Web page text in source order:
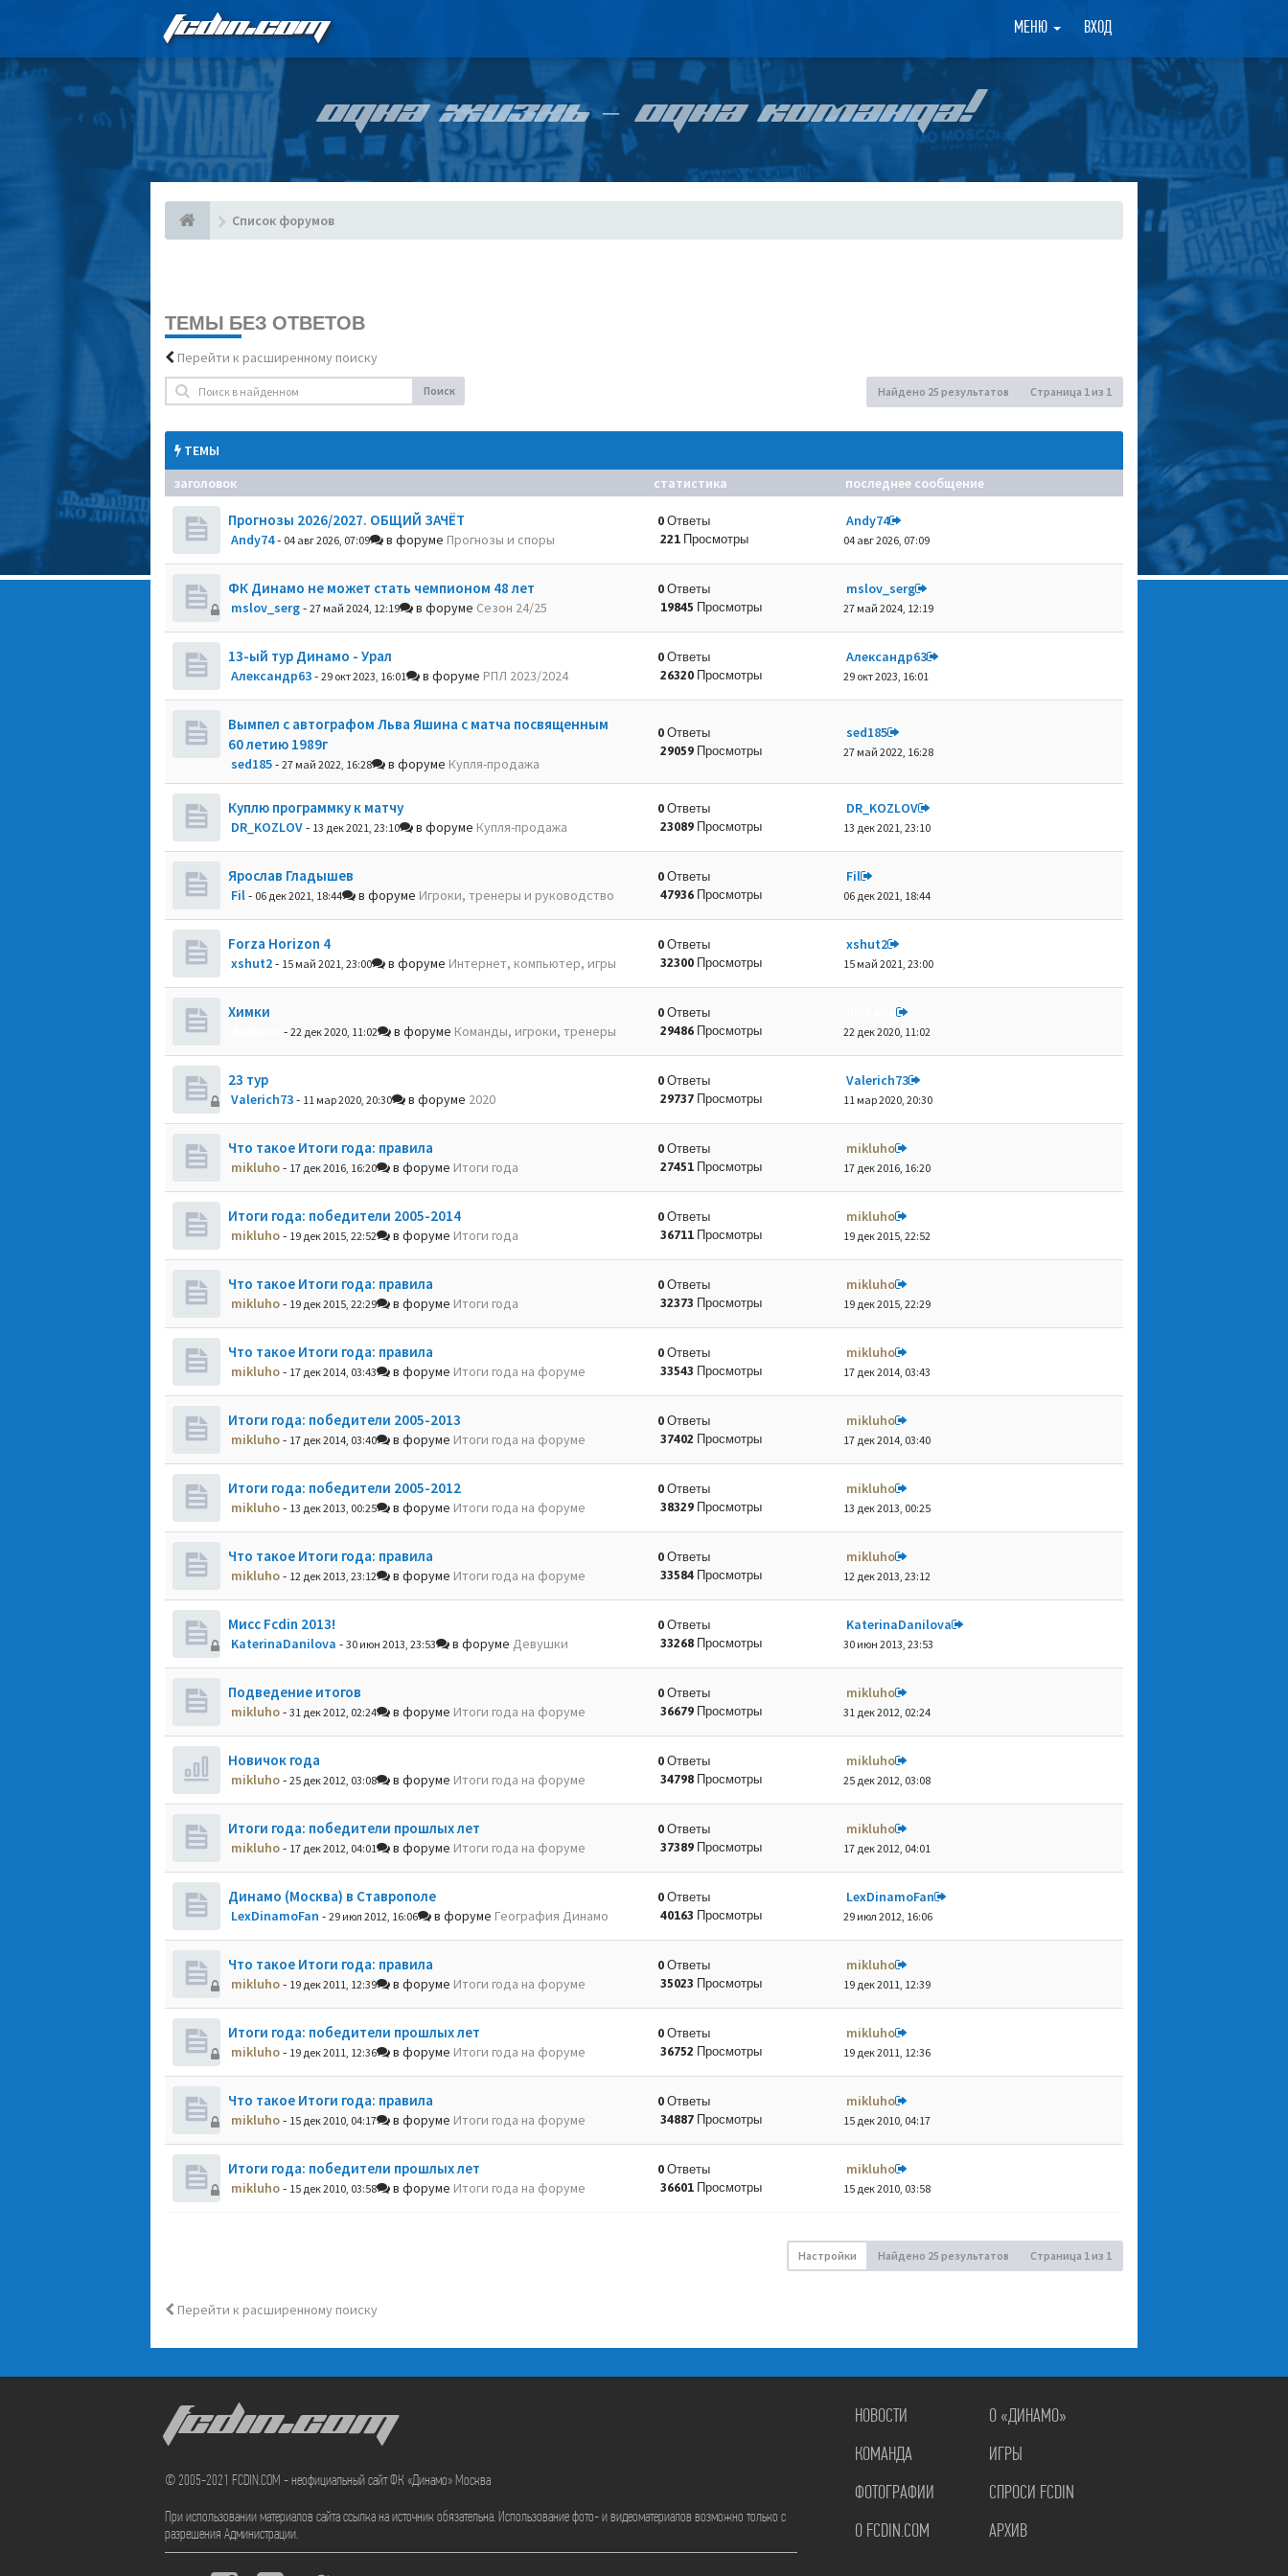
FCDIN.COM МЕНЮ ВХОД ×
ОДНА ЖИЗНЬ – ОДНА КОМАНДА!
Список форумов
ТЕМЫ БЕЗ ОТВЕТОВ
Перейти к расширенному поиску
Поиск Найдено 25 результатов Страница 1из 1
ТЕМЫ
заголовок
статистика последнее сообщение
Прогнозы 2026/2027. ОБЩИЙ ЗАЧЁТ
Andy74- 04 авг 2026, 07:09 в форуме Прогнозы и споры
0 Ответы
221 Просмотры
Andy74
04 авг 2026, 07:09
ФК Динамо не может стать чемпионом 48 лет
mslov_serg- 27 май 2024, 12:19 в форуме Сезон 24/25
0 Ответы
19845 Просмотры
mslov_serg
27 май 2024, 12:19
13-ый тур Динамо - Урал
Александр63- 29 окт 2023, 16:01 в форуме РПЛ 2023/2024
0 Ответы
26320 Просмотры
Александр63
29 окт 2023, 16:01
Вымпел с автографом Льва Яшина с матча посвященным
60 летию 1989г
sed185- 27 май 2022, 16:28 в форуме Купля-продажа
0 Ответы
29059 Просмотры
sed185
27 май 2022, 16:28
Куплю программку к матчу
DR_KOZLOV- 13 дек 2021, 23:10 в форуме Купля-продажа
0 Ответы
23089 Просмотры
DR_KOZLOV
13 дек 2021, 23:10
Ярослав Гладышев
Fil- 06 дек 2021, 18:44 в форуме Игроки, тренеры и руководство
0 Ответы
47936 Просмотры
Fil
06 дек 2021, 18:44
Forza Horizon 4
xshut2- 15 май 2021, 23:00 в форуме Интернет, компьютер, игры
0 Ответы
32300 Просмотры
xshut2
15 май 2021, 23:00
Химки
- 22 дек 2020, 11:02 в форуме Команды, игроки, тренеры
0 Ответы
29486 Просмотры
22 дек 2020, 11:02
23 тур
Valerich73- 11 мар 2020, 20:30 в форуме 2020
0 Ответы
29737 Просмотры
Valerich73
11 мар 2020, 20:30
Что такое Итоги года: правила
mikluho- 17 дек 2016, 16:20 в форуме Итоги года
0 Ответы
27451 Просмотры
mikluho
17 дек 2016, 16:20
Итоги года: победители 2005-2014
mikluho- 19 дек 2015, 22:52 в форуме Итоги года
0 Ответы
36711 Просмотры
mikluho
19 дек 2015, 22:52
Что такое Итоги года: правила
mikluho- 19 дек 2015, 22:29 в форуме Итоги года
0 Ответы
32373 Просмотры
mikluho
19 дек 2015, 22:29
Что такое Итоги года: правила
mikluho- 17 дек 2014, 03:43 в форуме Итоги года на форуме
0 Ответы
33543 Просмотры
mikluho
17 дек 2014, 03:43
Итоги года: победители 2005-2013
mikluho- 17 дек 2014, 03:40 в форуме Итоги года на форуме
0 Ответы
37402 Просмотры
mikluho
17 дек 2014, 03:40
Итоги года: победители 2005-2012
mikluho- 13 дек 2013, 00:25 в форуме Итоги года на форуме
0 Ответы
38329 Просмотры
mikluho
13 дек 2013, 00:25
Что такое Итоги года: правила
mikluho- 12 дек 2013, 23:12 в форуме Итоги года на форуме
0 Ответы
33584 Просмотры
mikluho
12 дек 2013, 23:12
Мисс Fcdin 2013!
KaterinaDanilova - 30 июн 2013, 23:53 в форуме Девушки
0 Ответы
33268 Просмотры
KaterinaDanilova
30 июн 2013, 23:53
Подведение итогов
mikluho- 31 дек 2012, 02:24 в форуме Итоги года на форуме
0 Ответы
36679 Просмотры
mikluho
31 дек 2012, 02:24
Новичок года
mikluho- 25 дек 2012, 03:08 в форуме Итоги года на форуме
0 Ответы
34798 Просмотры
mikluho
25 дек 2012, 03:08
Итоги года: победители прошлых лет
mikluho- 17 дек 2012, 04:01 в форуме Итоги года на форуме
0 Ответы
37389 Просмотры
mikluho
17 дек 2012, 04:01
Динамо (Москва) в Ставрополе
LexDinamoFan - 29 июл 2012, 16:06 в форуме География Динамо
0 Ответы
40163 Просмотры
LexDinamoFan
29 июл 2012, 16:06
Что такое Итоги года: правила
mikluho- 19 дек 2011, 12:39 в форуме Итоги года на форуме
0 Ответы
35023 Просмотры
mikluho
19 дек 2011, 12:39
Итоги года: победители прошлых лет
mikluho- 19 дек 2011, 12:36 в форуме Итоги года на форуме
0 Ответы
36752 Просмотры
mikluho
19 дек 2011, 12:36
Что такое Итоги года: правила
mikluho- 15 дек 2010, 04:17 в форуме Итоги года на форуме
0 Ответы
34887 Просмотры
mikluho
15 дек 2010, 04:17
Итоги года: победители прошлых лет
mikluho- 15 дек 2010, 03:58 в форуме Итоги года на форуме
0 Ответы
36601 Просмотры
mikluho
15 дек 2010, 03:58
Настройки Найдено 25 результатов Страница 1из 1
Перейти к расширенному поиску
FCDIN.COM
© 2005-2021 FCDIN.COM - неофициальный сайт ФК «Динамо» Москва
При использовании материалов сайта ссылка на источник обязательна. Использование фото- и видеоматериалов возможно только с
разрешения Администрации.
НОВОСТИ
О «ДИНАМО»
КОМАНДА
ИГРЫ
ФОТОГРАФИИ
СПРОСИ FCDIN
О FCDIN.COM
АРХИВ